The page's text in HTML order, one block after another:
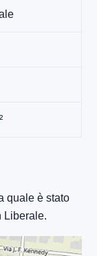
quale è stato
Liberale.